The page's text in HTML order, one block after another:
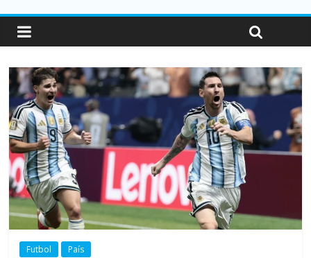
Futbol País